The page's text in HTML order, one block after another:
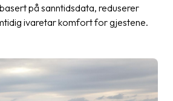
på sanntidsdata, reduserer
ivaretar komfort for gjestene.